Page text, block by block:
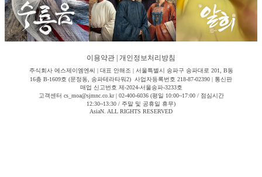
이용약관 개인정보처리방침
주식회사 에스제이엠엔씨 | 대표 안해조 | 서울특별시 송파구 송파대로 201, B동
16층 B-1609호 (문정동, 송파테라타워2) 사업자등록번호 218-87-02390 | 통신판
매업 신고번호 제-2024-서울송파-3233호
고객센터 cs_moa@sjmnc.co.kr | 02-400-6036 (평일 10:00~17:00 / 점심시간
12:30~13:30 / 주말 및 공휴일 휴무)
AsiaN. ALL RIGHTS RESERVED